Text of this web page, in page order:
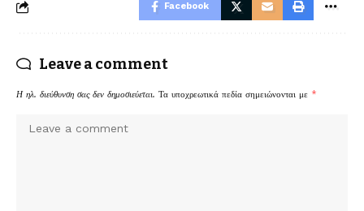
Facebook
Leave a comment
Η ηλ. διεύθυνση σας δεν δημοσιεύεται. Τα υποχρεωτικά πεδία σημειώνονται με *